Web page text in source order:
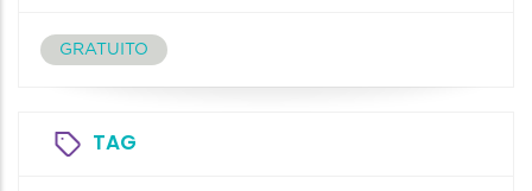
GRATUITO
TAG